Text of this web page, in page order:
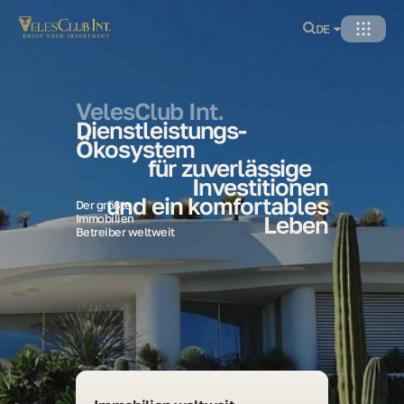
DE
VelesClub Int.
Dienstleistungs-
Ökosystem
für zuverlässige
Investitionen
und ein komfortables
Leben
Der größte
Immobilien
Betreiber weltweit